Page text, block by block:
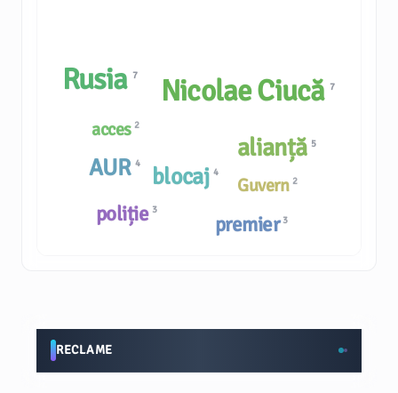
alianță 5
premier3
acces 2
poliție 3
blocaj4
Nicolae Ciucă7
Rusia7
Guvern 2
AUR4
RECLAME